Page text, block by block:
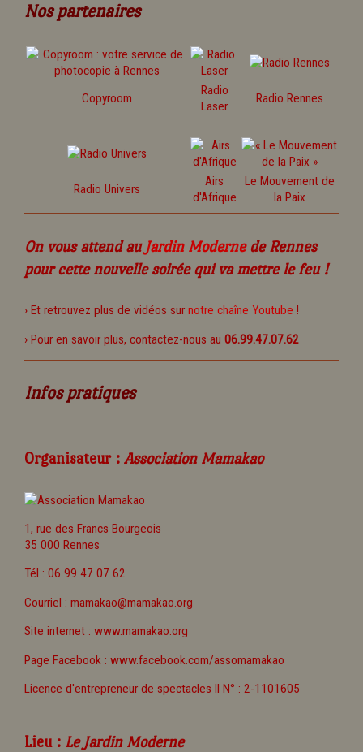
Nos partenaires
Copyroom
Radio
Laser
Radio Rennes
Radio Univers
Airs
d'Afrique
Le Mouvement de
la Paix
On vous attend au Jardin Modernede Rennes
pour cette nouvelle soirée qui va mettre le feu !
› Et retrouvez plus de vidéos sur notre chaîne Youtube !
› Pour en savoir plus, contactez-nous au 06.99.47.07.62
Infos pratiques
Organisateur : Association Mamakao
1, rue des Francs Bourgeois
35 000 Rennes
Tél : 06 99 47 07 62
Courriel : mamakao@mamakao.org
Site internet : www.mamakao.org
Page Facebook : www.facebook.com/assomamakao
Licence d'entrepreneur de spectacles II N° : 2-1101605
Lieu : Le Jardin Moderne